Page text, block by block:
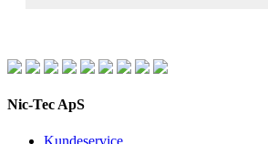
Nic-Tec ApS
Kundeservice